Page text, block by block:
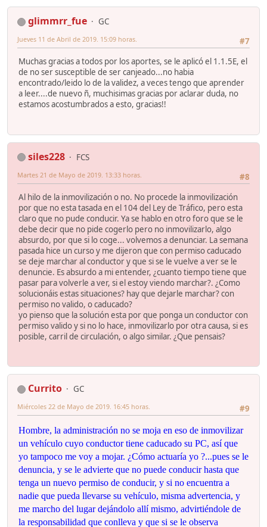
glimmrr_fue
GC
#7
Jueves 11 de Abril de 2019. 15:09 horas.
Muchas gracias a todos por los aportes, se le aplicó el 1.1.5E, el
de no ser susceptible de ser canjeado...no habia
encontrado/leido lo de la validez, a veces tengo que aprender
a leer....de nuevo ñ, muchisimas gracias por aclarar duda, no
estamos acostumbrados a esto, gracias!!
siles228
FCS
#8
Martes 21 de Mayo de 2019. 13:33 horas.
Al hilo de la inmovilización o no. No procede la inmovilización
por que no esta tasada en el 104 del Ley de Tráfico, pero esta
claro que no pude conducir. Ya se hablo en otro foro que se le
debe decir que no pide cogerlo pero no inmovilizarlo, algo
absurdo, por que si lo coge... volvemos a denunciar. La semana
pasada hice un curso y me dijeron que con permiso caducado
se deje marchar al conductor y que si se le vuelve a ver se le
denuncie. Es absurdo a mi entender, ¿cuanto tiempo tiene que
pasar para volverle a ver, si el estoy viendo marchar?. ¿Como
solucionáis estas situaciones? hay que dejarle marchar? con
permiso no valido, o caducado?
yo pienso que la solución esta por que ponga un conductor con
permiso valido y si no lo hace, inmovilizarlo por otra causa, si es
posible, carril de circulación, o algo similar. ¿Que pensais?
Currito
GC
#9
Miércoles 22 de Mayo de 2019. 16:45 horas.
Hombre, la administración no se moja en eso de inmovilizar
un vehículo cuyo conductor tiene caducado su PC, así que
yo tampoco me voy a mojar. ¿Cómo actuaría yo ?...pues se le
denuncia, y se le advierte que no puede conducir hasta que
tenga un nuevo permiso de conducir, y si no encuentra a
nadie que pueda llevarse su vehículo, misma advertencia, y
me marcho del lugar dejándolo allí mismo, advirtiéndole de
la responsabilidad que conlleva y que si se le observa